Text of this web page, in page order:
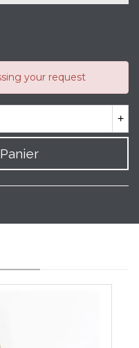
your request
+